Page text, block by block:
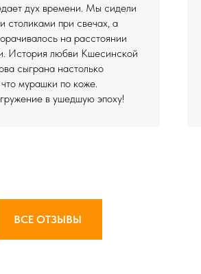
дух времени. Мы сидели
столиками при свечах, а
на расстоянии
История любви Кшесинской
сыграна настолько
мурашки по коже.
в ушедшую эпоху!
ВСЕ ОТЗЫВЫ